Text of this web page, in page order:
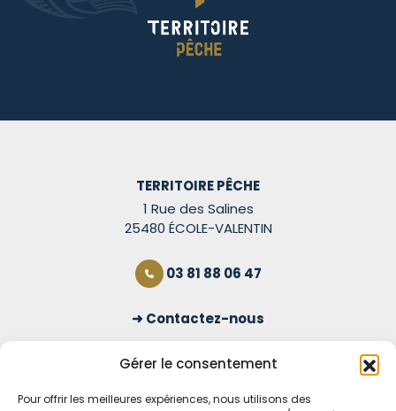
Gérer le consentement
Pour offrir les meilleures expériences, nous utilisons des
TERRITOIRE PÊCHE
1 Rue des Salines
25480 ÉCOLE-VALENTIN
03 81 88 06 47
Contactez-nous
S'inscrire à la newsletter